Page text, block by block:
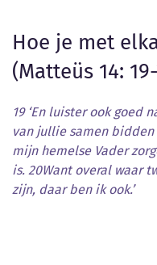
Hoe je met
(Matteüs 14:
19 ‘En luister ook goed
van jullie samen
mijn hemelse Vader
is. 20Want overal waar
zijn, daar ben ik ook.’